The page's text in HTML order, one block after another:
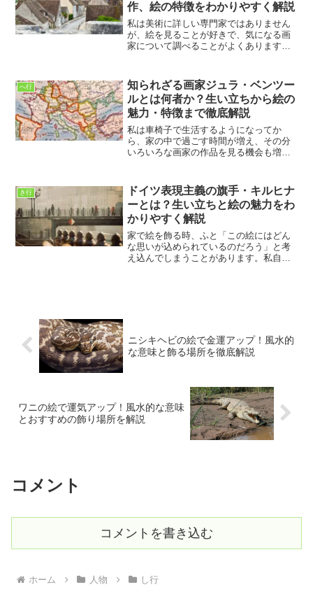
作、絵の特徴をわかりやすく解説
私は美術に詳しい専門家ではありません
が、絵を見ることが好きで、気になる画
家について調べることがよくあります。
ンターネットを通じて世界中の芸術に触
れられるのは本当にありが...
へ行
知られざる画家ジュラ・ベンツー
ルとは何者か？生い立ちから絵の
魅力・特徴まで徹底解説
私は車椅子で生活するようになってか
ら、家の中で過ごす時間が増え、その分
いろいろな画家の作品を見る機会も増え
る日ふと目に入った名前が「ジュラ・ベ
ンツール」でした。聞いたこ...
き行
ドイツ表現主義の旗手・キルヒナ
ーとは？生い立ちと絵の魅力をわ
かりやすく解説
家で絵を飾る時、ふと「この絵にはどん
な思いが込められているのだろう」と考
え込んでしまうことがあります。私自
ニシキヘビの絵で金運アップ！風水的
な意味と飾る場所を徹底解説
ワニの絵で運気アップ！風水的な意味
とおすすめの飾り場所を解説
コメント
コメントを書き込む
ホーム 人物 し行